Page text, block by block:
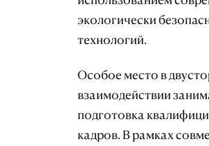
экологически
технологий.
Особое место в
взаимодействии
подготовка
кадров. В рамках